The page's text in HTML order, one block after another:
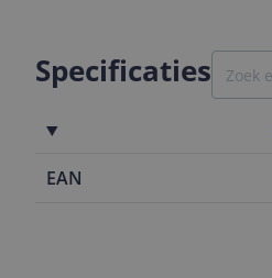
Specificaties
EAN